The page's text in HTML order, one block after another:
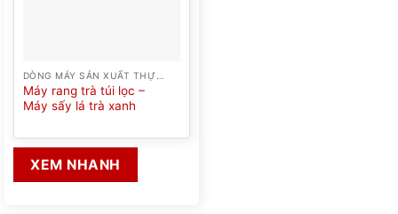
Máy rang trà túi lọc –
Máy sấy lá trà xanh
XEM NHANH